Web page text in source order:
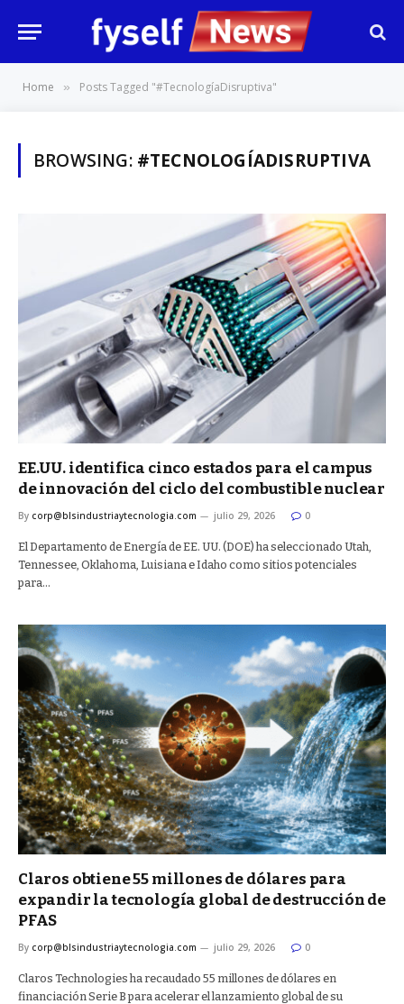
Home » Posts Tagged "#TecnologíaDisruptiva"
BROWSING: #TECNOLOGÍADISRUPTIVA
EE.UU. identifica cinco estados para el campus
de innovación del ciclo del combustible nuclear
By corp@blsindustriaytecnologia.com julio 29, 2026 0
El Departamento de Energía de EE. UU. (DOE) ha seleccionado Utah,
Tennessee, Oklahoma, Luisiana e Idaho como sitios potenciales
para…
Claros obtiene 55 millones de dólares para
expandir la tecnología global de destrucción de
PFAS
By corp@blsindustriaytecnologia.com julio 29, 2026 0
Claros Technologies ha recaudado 55 millones de dólares en
financiación Serie B para acelerar el lanzamiento global de su